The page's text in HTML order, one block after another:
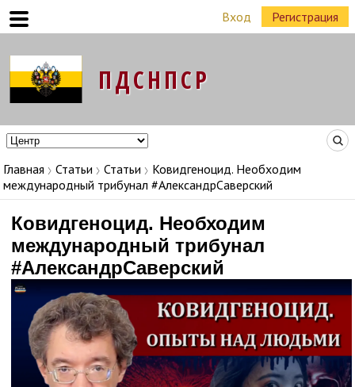
Вход Регистрация
Главная Статьи Статьи
Ковидгеноцид. Необходим
международный трибунал #АлександрСаверский
Ковидгеноцид. Необходим
международный трибунал
#АлександрСаверский